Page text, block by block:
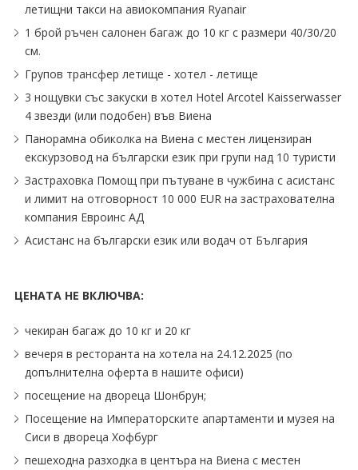
летищни такси на авиокомпания Ryanair
1 брой ръчен салонен багаж до 10 кг с размери 40∕30∕20
см.
Групов трансфер летище - хотел - летище
3 нощувки със закуски в хотел Hotel Arcotel Kaisserwasser
4 звезди (или подобен) във Виена
Панорамна обиколка на Виена с местен лицензиран
екскурзовод на български език при групи над 10 туристи
Застраховка Помощ при пътуване в чужбина с асистанс
и лимит на отговорност 10 000 EUR на застрахователна
компания Евроинс АД
Асистанс на български език или водач от България
ЦЕНАТА НЕ ВКЛЮЧВА:
чекиран багаж до 10 кг и 20 кг
вечеря в ресторанта на хотела на 24.12.2025 (по
допълнителна оферта в нашите офиси)
посещение на двореца Шонбрун;
Посещение на Императорските апартаменти и музея на
Сиси в двореца Хофбург
пешеходна разходка в центъра на Виена с местен